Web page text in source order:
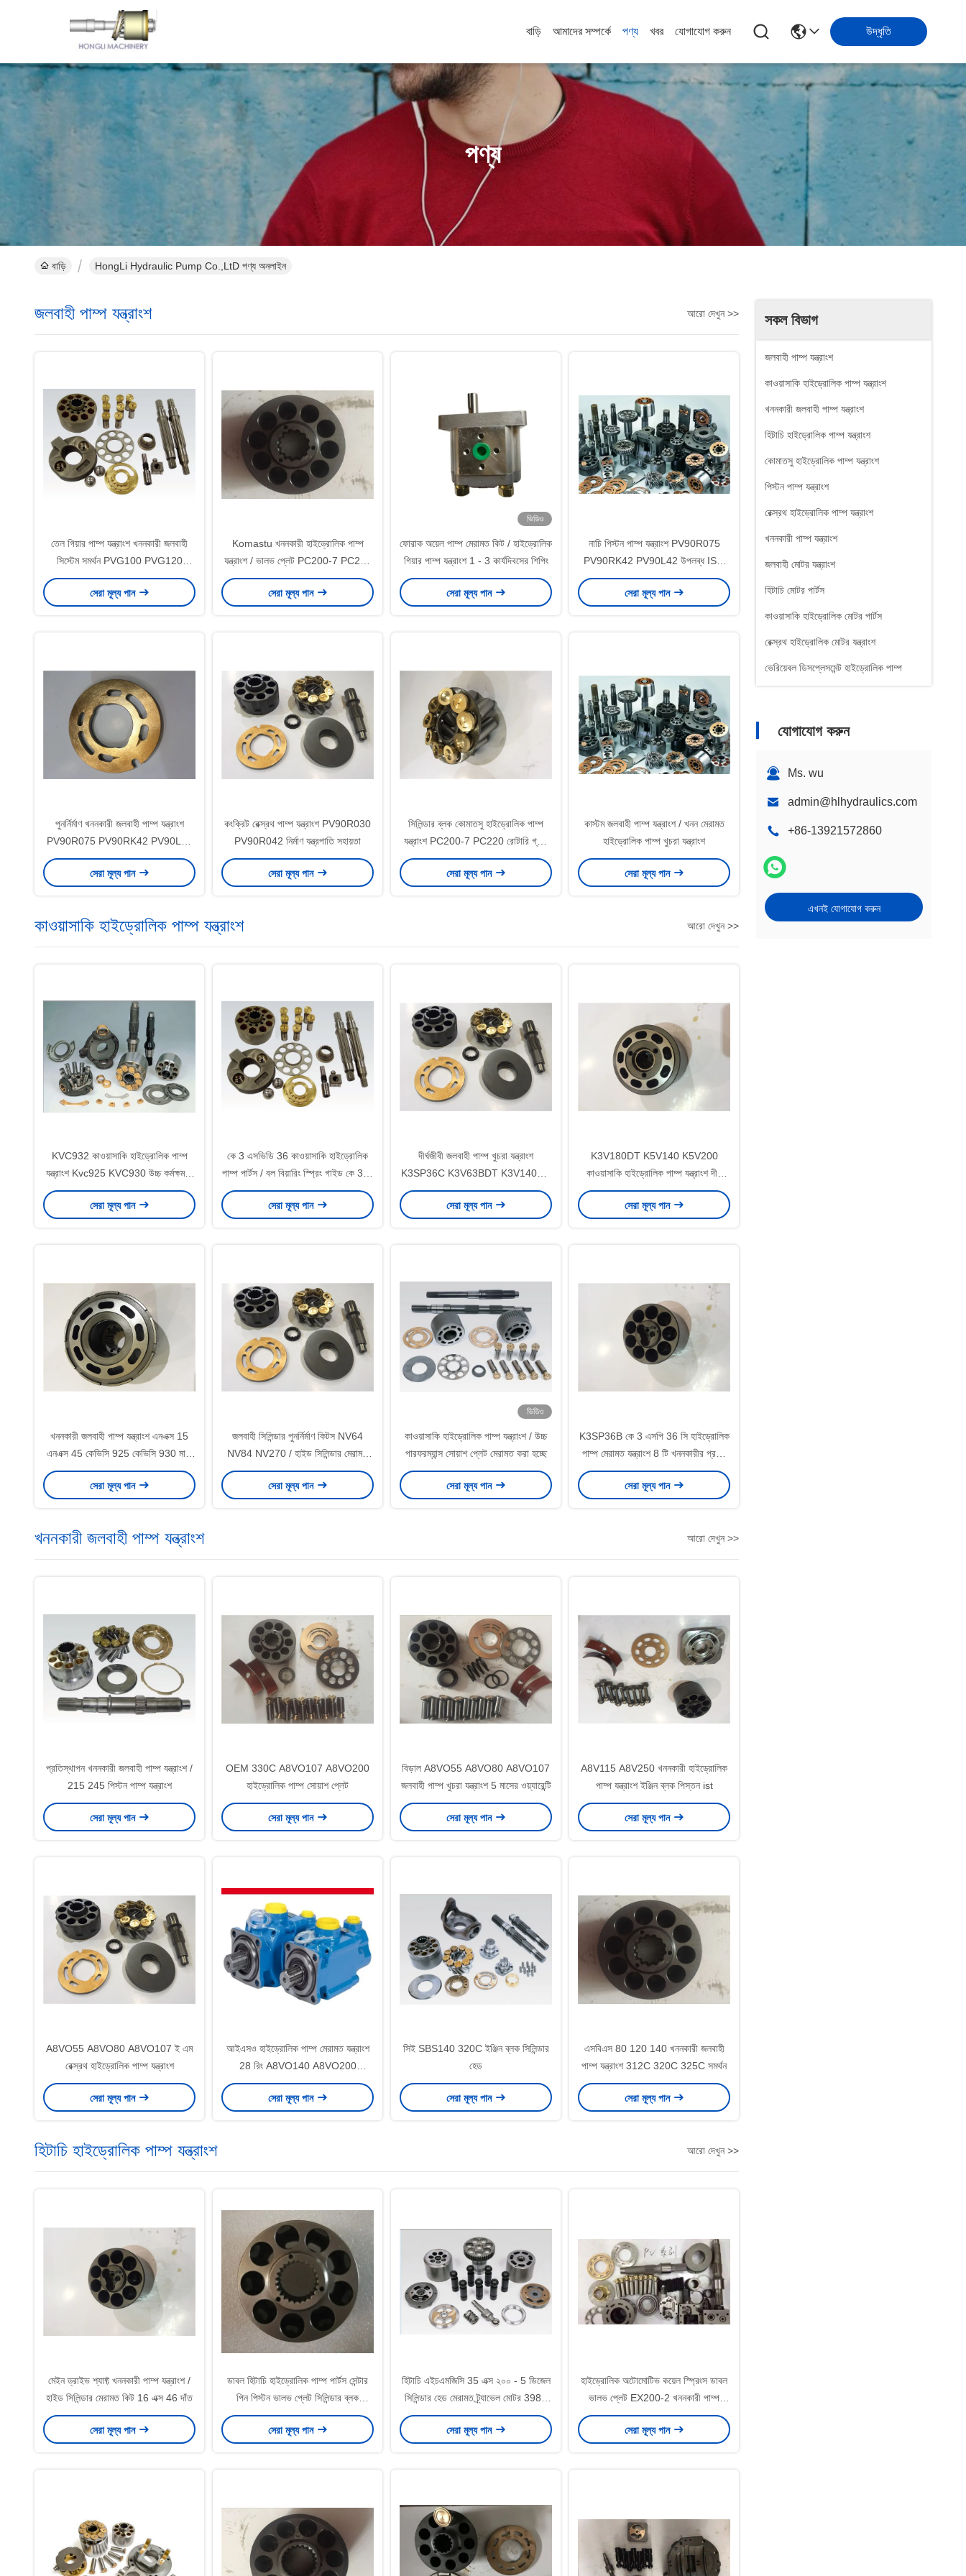
বাড়ি আমাদের সম্পর্কে পণ্য খবর যোগাযোগ করুন উদ্ধৃতি
পণ্য
বাড়ি HongLi Hydraulic Pump Co.,LtD পণ্য অনলাইন
সকল বিভাগ
জলবাহী পাম্প যন্ত্রাংশ
কাওয়াসাকি হাইড্রোলিক পাম্প যন্ত্রাংশ
খননকারী জলবাহী পাম্প যন্ত্রাংশ
হিটাচি হাইড্রোলিক পাম্প যন্ত্রাংশ
কোমাতসু হাইড্রোলিক পাম্প যন্ত্রাংশ
পিস্টন পাম্প যন্ত্রাংশ
রেক্স্রথ হাইড্রোলিক পাম্প যন্ত্রাংশ
খননকারী পাম্প যন্ত্রাংশ
জলবাহী মোটর যন্ত্রাংশ
হিটাচি মোটর পার্টস
কাওয়াসাকি হাইড্রোলিক মোটর পার্টস
রেক্স্রথ হাইড্রোলিক মোটর যন্ত্রাংশ
ভেরিয়েবল ডিসপ্লেসমেন্ট হাইড্রোলিক পাম্প
যোগাযোগ করুন
Ms. wu
admin@hlhydraulics.com
+86-13921572860
এখনই যোগাযোগ করুন
জলবাহী পাম্প যন্ত্রাংশ আরো দেখুন >>
তেল গিয়ার পাম্প যন্ত্রাংশ খননকারী জলবাহী
সিস্টেম সমর্থন PVG100 PVG120
PVG075
সেরা মূল্য পান
Komastu খননকারী হাইড্রোলিক পাম্প
যন্ত্রাংশ / ভালভ প্লেট PC200-7 PC220
কাস্টমাইজড
সেরা মূল্য পান
ভিডিও
ফোরাক অয়েল পাম্প মেরামত কিট / হাইড্রোলিক
গিয়ার পাম্প যন্ত্রাংশ 1 - 3 কার্যদিবসের শিপিং
সেরা মূল্য পান
নাচি পিস্টন পাম্প যন্ত্রাংশ PV90R075
PV90RK42 PV90L42 উপলব্ধ ISO
শংসাপত্র
সেরা মূল্য পান
পুনর্নির্মাণ খননকারী জলবাহী পাম্প যন্ত্রাংশ
PV90R075 PV90RK42 PV90L42
মাল্টি মডেল
সেরা মূল্য পান
কংক্রিট রেক্স্রথ পাম্প যন্ত্রাংশ PV90R030
PV90R042 নির্মাণ যন্ত্রপাতি সহায়তা
সেরা মূল্য পান
সিলিন্ডার ব্লক কোমাতসু হাইড্রোলিক পাম্প
যন্ত্রাংশ PC200-7 PC220 রোটারি গ্রুপ
কিট
সেরা মূল্য পান
কাস্টম জলবাহী পাম্প যন্ত্রাংশ / খনন মেরামত
হাইড্রোলিক পাম্প খুচরা যন্ত্রাংশ
সেরা মূল্য পান
কাওয়াসাকি হাইড্রোলিক পাম্প যন্ত্রাংশ আরো দেখুন >>
KVC932 কাওয়াসাকি হাইড্রোলিক পাম্প
যন্ত্রাংশ Kvc925 KVC930 উচ্চ কর্মক্ষমতা
ISO
সেরা মূল্য পান
কে 3 এসভিডি 36 কাওয়াসাকি হাইড্রোলিক
পাম্প পার্টস / বল বিয়ারিং স্প্রিং গাইড কে 3 ভি
সিরিজ
সেরা মূল্য পান
দীর্ঘজীবী জলবাহী পাম্প খুচরা যন্ত্রাংশ
K3SP36C K3V63BDT K3V140DT
উচ্চ দক্ষতা
সেরা মূল্য পান
K3V180DT K5V140 K5V200
কাওয়াসাকি হাইড্রোলিক পাম্প যন্ত্রাংশ দীর্ঘ
জীবন টেকসই
সেরা মূল্য পান
খননকারী জলবাহী পাম্প যন্ত্রাংশ এনএক্স 15
এনএক্স 45 কেভিসি 925 কেভিসি 930 মাল্টি
আকারের পাওয়া যায়
সেরা মূল্য পান
জলবাহী সিলিন্ডার পুনর্নির্মাণ কিটস NV64
NV84 NV270 / হাইড সিলিন্ডার মেরামত
কিটস
সেরা মূল্য পান
ভিডিও
কাওয়াসাকি হাইড্রোলিক পাম্প যন্ত্রাংশ / উচ্চ
পারফরম্যান্স সোয়াশ প্লেট মেরামত করা হচ্ছে
সেরা মূল্য পান
K3SP36B কে 3 এসপি 36 সি হাইড্রোলিক
পাম্প মেরামত যন্ত্রাংশ 8 টি খননকারীর প্রধান
পাম্প সমর্থন
সেরা মূল্য পান
খননকারী জলবাহী পাম্প যন্ত্রাংশ আরো দেখুন >>
প্রতিস্থাপন খননকারী জলবাহী পাম্প যন্ত্রাংশ /
215 245 পিস্টন পাম্প যন্ত্রাংশ
সেরা মূল্য পান
OEM 330C A8VO107 A8VO200
হাইড্রোলিক পাম্প সোয়াশ প্লেট
সেরা মূল্য পান
বিড়াল A8VO55 A8VO80 A8VO107
জলবাহী পাম্প খুচরা যন্ত্রাংশ 5 মাসের ওয়্যারেন্টি
সেরা মূল্য পান
A8V115 A8V250 খননকারী হাইড্রোলিক
পাম্প যন্ত্রাংশ ইঞ্জিন ব্লক পিস্তন ist
সেরা মূল্য পান
A8VO55 A8VO80 A8VO107 ই এম
রেক্স্রথ হাইড্রোলিক পাম্প যন্ত্রাংশ
সেরা মূল্য পান
আইএসও হাইড্রোলিক পাম্প মেরামত যন্ত্রাংশ
28 রিং A8VO140 A8VO200
A8VO250 Duarble
সেরা মূল্য পান
সিই SBS140 320C ইঞ্জিন ব্লক সিলিন্ডার
হেড
সেরা মূল্য পান
এসবিএস 80 120 140 খননকারী জলবাহী
পাম্প যন্ত্রাংশ 312C 320C 325C সমর্থন
সেরা মূল্য পান
হিটাচি হাইড্রোলিক পাম্প যন্ত্রাংশ আরো দেখুন >>
মেইন ড্রাইভ শ্যাফ্ট খননকারী পাম্প যন্ত্রাংশ /
হাইড সিলিন্ডার মেরামত কিট 16 এক্স 46 দাঁত
সেরা মূল্য পান
ডাবল হিটাচি হাইড্রোলিক পাম্প পার্টস সেন্টার
পিন পিস্টন ভালভ প্লেট সিলিন্ডার ব্লক
অন্তর্ভুক্ত
সেরা মূল্য পান
হিটাচি এইচএমজিসি 35 এক্স ২০০ - 5 ডিজেল
সিলিন্ডার হেড মেরামত ট্র্যাভেল মোটর 398 -
2300 পিস্তন
সেরা মূল্য পান
হাইড্রোলিক অটোমোটিভ কয়েল স্প্রিংস ডাবল
ভালভ প্লেট EX200-2 খননকারী পাম্প
জেডএক্স 270
সেরা মূল্য পান